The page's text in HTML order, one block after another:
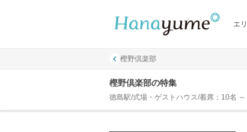
エ
樫野倶楽部
樫野倶楽部の特集
徳島駅/式場・ゲストハウス/着席：10名 ～